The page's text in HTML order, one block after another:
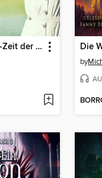
Ruf des Lebens--Zeit der Entscheidung--Die Krankenschwestern von Notting Hill, Band 3 (Ungekürzt)
by